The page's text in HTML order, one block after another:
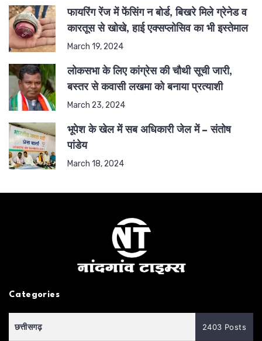
फायरिंग रेंज में फेंसिंग न बोर्ड, बिखरे मिले ग्रेनेड व
कारतूस से खोखे, हाई एक्सप्लोसिव का भी इस्तेमाल
March 19, 2024
लोकसभा के लिए कांग्रेस की चौथी सूची जारी,
बस्तर से कवासी लखमा को बनाया प्रत्याशी
March 23, 2024
भूपेश के खेल में सब अधिकारी जेल में – संतोष
पांडेय
March 18, 2024
Categories
छत्तीसगढ़ 2403 Posts